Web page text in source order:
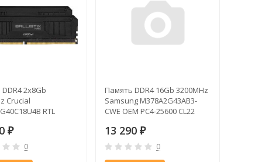
2x8Gb
Crucial
RTL
kit
₽
0
Память DDR4 16Gb 3200MHz
Samsung M378A2G43AB3-
CWE OEM PC4-25600 CL22
13 290₽
0